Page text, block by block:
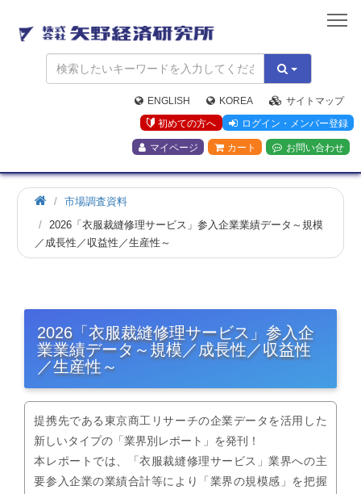
矢
野
経
済
研
究
所
ENGLISH KOREA
サイトマップ
初めての方へ
ログイン・メンバー登録
マイページ カート お問い合わせ
市場調査資料
2026「衣服裁縫修理サービス」参入企業業績データ～規模
／成長性／収益性／生産性～
2026「衣服裁縫修理サービス」参入企
業業績データ～規模／成長性／収益性
／生産性～
提携先である東京商工リサーチの企業データを活用した
新しいタイプの「業界別レポート」を発刊！
本レポートでは、「衣服裁縫修理サービス」業界への主
要参入企業の業績合計等により「業界の規模感」を把握